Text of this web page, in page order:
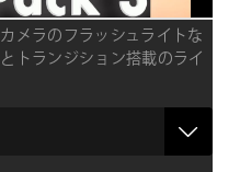
メラのフラッシュライトな
トランジション搭載のライ